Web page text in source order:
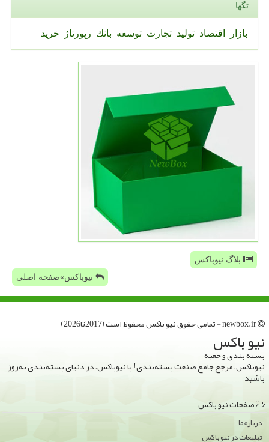
تگها
بازار اقتصاد تولید تجارت توسعه بانك رپورتاژ خرید
بلاگ نیوباکس
نیوباکس»صفحه اصلی
نیو باكس
بسته بندی و جعبه
نیوباکس، مرجع جامع صنعت بسته‌بندی! با نیوباکس، در دنیای بسته‌بندی به‌روز
باشید
صفحات نیو باكس
درباره ما
تبلیغات در نیو باكس